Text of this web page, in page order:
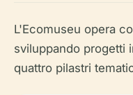
L'Ecomuseu opera
sviluppando progetti
quattro pilastri